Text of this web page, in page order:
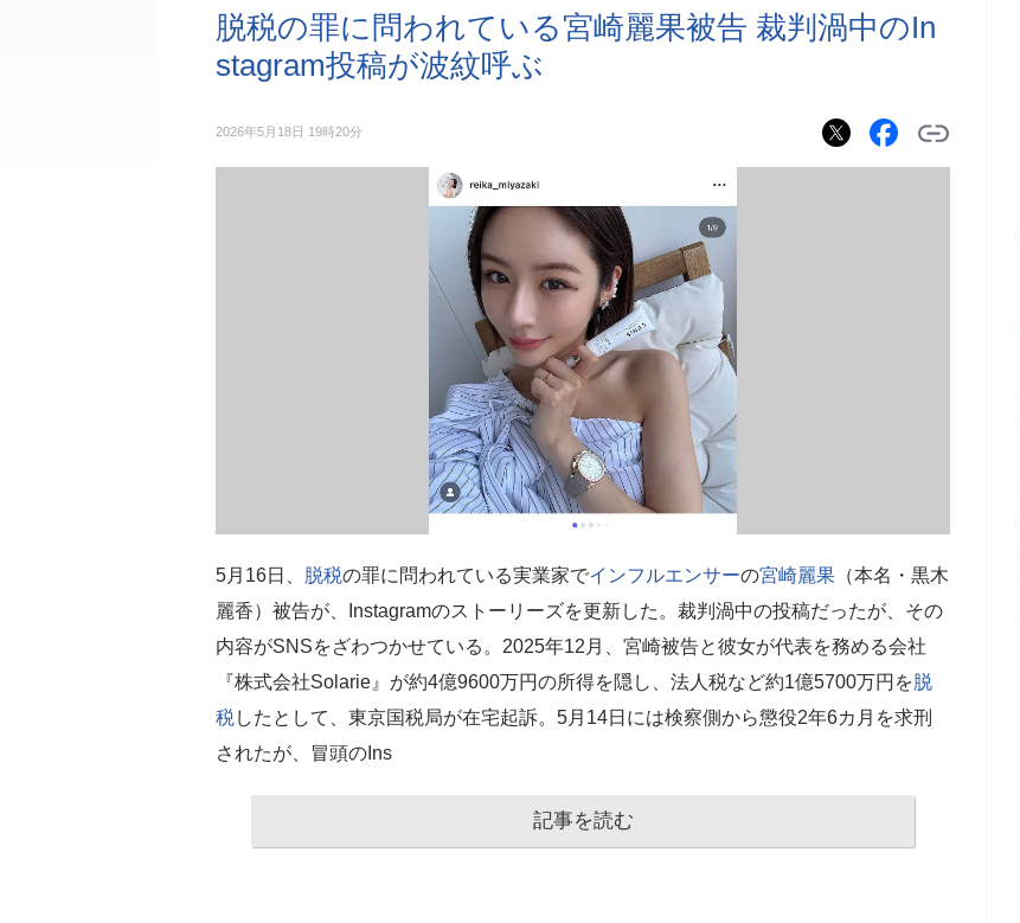
脱税の罪に問われている宮崎麗果被告 裁判渦中のIn
stagram投稿が波紋呼ぶ
2026年5月18日 19時20分
5月16日、 脱税の罪に問われている実業家でインフルエンサーの宮崎麗果 （本名・黒木
麗香）被告が、Instagramのストーリーズを更新した。裁判渦中の投稿だったが、その
内容がSNSをざわつかせている。2025年12月、宮崎被告と彼女が代表を務める会社
『株式会社Solarie』が約4億9600万円の所得を隠し、法人税など約1億5700万円を脱
税したとして、東京国税局が在宅起訴。5月14日には検察側から懲役2年6カ月を求刑
されたが、冒頭のIns
記事を読む